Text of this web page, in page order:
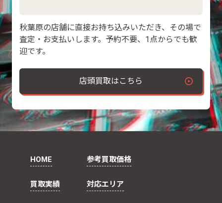
秋葉原の店舗に直接お持ち込みいただき、その場で
査定・お支払いします。予約不要、1点からでも歓
迎です。
店頭買取はこちら
HOME 参考買取価格
買取実績 対応エリア